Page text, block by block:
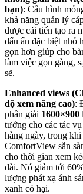
bạn): Cấu hình
khả năng quản lý
được cải tiến tạo ra
dấu ấn đặc biệt nhỏ
gọn hơn giúp cho
làm việc gọn gàng,
sẽ.
Enhanced views
độ xem nâng cao):
phân giải 1600×900
tưởng cho các tác vụ
hàng ngày, trong khi
ComfortView sẵn
cho thời gian xem
dài. Nó giảm tới
lượng phát xạ ánh
xanh có hại.